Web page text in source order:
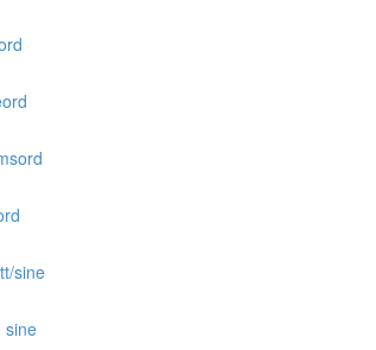
sine
sine